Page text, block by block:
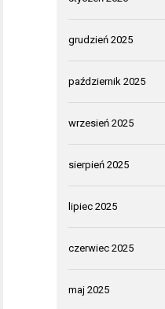
grudzień 2025
październik 2025
wrzesień 2025
sierpień 2025
lipiec 2025
czerwiec 2025
maj 2025